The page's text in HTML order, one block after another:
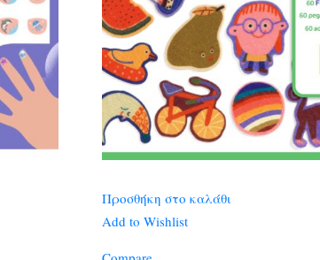
Προσθήκη στο καλάθι
Add to Wishlist